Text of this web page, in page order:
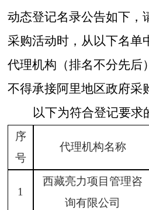
动态登记名录公告如下，
采购活动时，从以下名单
代理机构 （排名不分先后）
不得承接阿里地区政府采
以下为符合登记要求
序
号
代理机构名称
1
西藏亮力项目管理咨
询有限公司